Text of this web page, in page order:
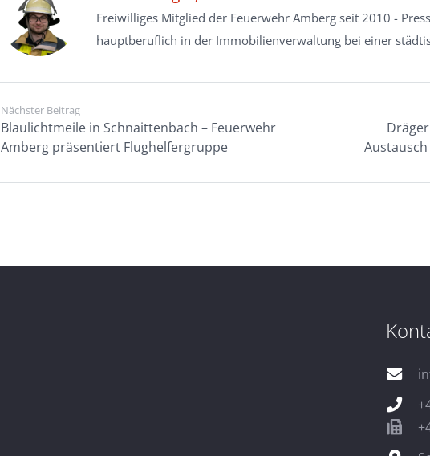
Freiwilliges Mitglied der Feuerwehr Amberg seit 2010 -
hauptberuflich in der Immobilienverwaltung bei einer
Nächster Beitrag
Blaulichtmeile in Schnaittenbach – Feuerwehr
Amberg präsentiert Flughelfergruppe